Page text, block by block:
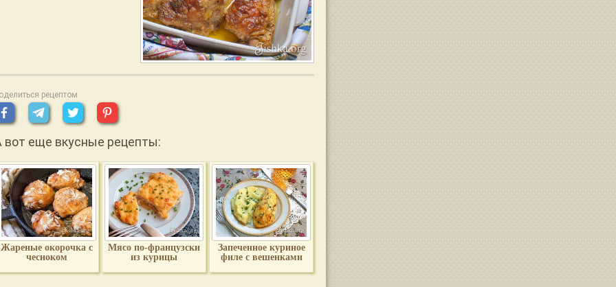
рецептом
вот еще вкусные рецепты:
Жареные окорочка с
чесноком
Мясо по-французски
из курицы
Запеченное куриное
филе с вешенками